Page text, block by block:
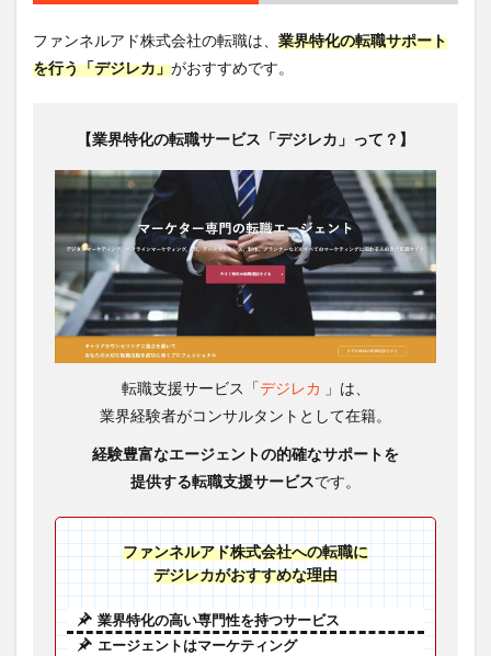
ファンネルアド株式会社の転職は、 業界特化の転職サポート
を行う「デジレカ」がおすすめです。
【業界特化の転職サービス「デジレカ」って？】
転職支援サービス「デジレカ 」は、
業界経験者がコンサルタントとして在籍。
経験豊富なエージェントの的確なサポートを
提供する転職支援サービスです。
ファンネルアド株式会社への転職に
デジレカがおすすめな理由
業界特化の高い専門性を持つサービス
エージェントはマーケティング